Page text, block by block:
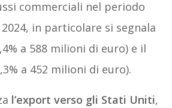
commerciali nel periodo
in particolare si segnala
a 588 milioni di euro) e il
a 452 milioni di euro).
l’export verso gli Stati Uniti,